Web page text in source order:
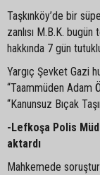
Taşkınköy’de bir
zanlısı M.B.K.
hakkında 7 gün
Yargıç Şevket Gazi
“Taammüden Adam
“Kanunsuz Bıçak
-Lefkoşa Polis
aktardı
Mahkemede